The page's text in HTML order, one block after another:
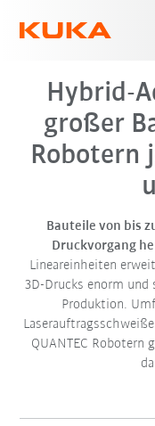
Hybrid-
großer
Robotern
Bauteile von bis
Druckvorgang
Lineareinheiten
3D-Drucks enorm und
Produktion.
QUANTEC Robotern